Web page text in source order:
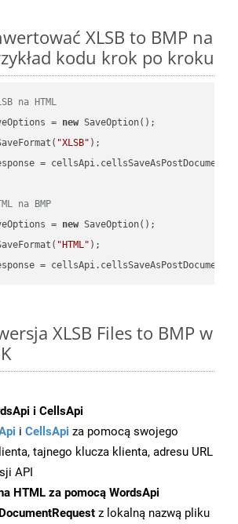
XLSB to BMP na
kodu krok po kroku
na HTML
= new SaveOption();
"XLSB" );
=
na BMP
= new SaveOption();
"HTML" );
=
XLSB Files to BMP w
i CellsApi
i CellsApi za pomocą swojego
tajnego klucza klienta, adresu URL
API
HTML za pomocą WordsApi
z lokalną nazwą pliku